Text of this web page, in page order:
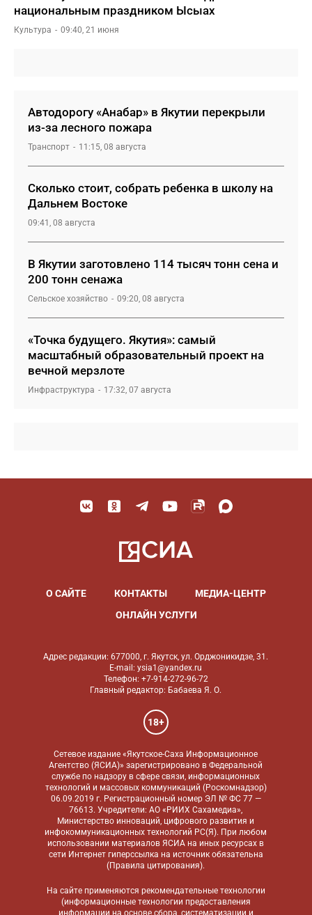
национальным праздником Ысыах
Культура 09:40, 21 июня
Автодорогу «Анабар» в Якутии перекрыли
из-за лесного пожара
Транспорт 11:15, 08 августа
Сколько стоит, собрать ребенка в школу на
Дальнем Востоке
09:41, 08 августа
В Якутии заготовлено 114 тысяч тонн сена и
200 тонн сенажа
Сельское хозяйство 09:20, 08 августа
«Точка будущего. Якутия»: самый
масштабный образовательный проект на
вечной мерзлоте
Инфраструктура 17:32, 07 августа
О САЙТЕ КОНТАКТЫ
МЕДИА-ЦЕНТР
ОНЛАЙН УСЛУГИ
Адрес редакции: 677000, г. Якутск, ул. Орджоникидзе, 31.
E-mail: ysia1@yandex.ru
Телефон: +7-914-272-96-72
Главный редактор: Бабаева Я. О.
18+
Сетевое издание «Якутское-Саха Информационное
Агентство (ЯСИА)» зарегистрировано в Федеральной
службе по надзору в сфере связи, информационных
технологий и массовых коммуникаций (Роскомнадзор)
06.09.2019 г. Регистрационный номер ЭЛ № ФС 77 —
76613. Учредители: АО «РИИХ Сахамедиа»,
Министерство инноваций, цифрового развития и
инфокоммуникационных технологий РС(Я). При любом
использовании материалов ЯСИА на иных ресурсах в
сети Интернет гиперссылка на источник обязательна
(Правила цитирования).
На сайте применяются рекомендательные технологии
(информационные технологии предоставления
информации на основе сбора, систематизации и